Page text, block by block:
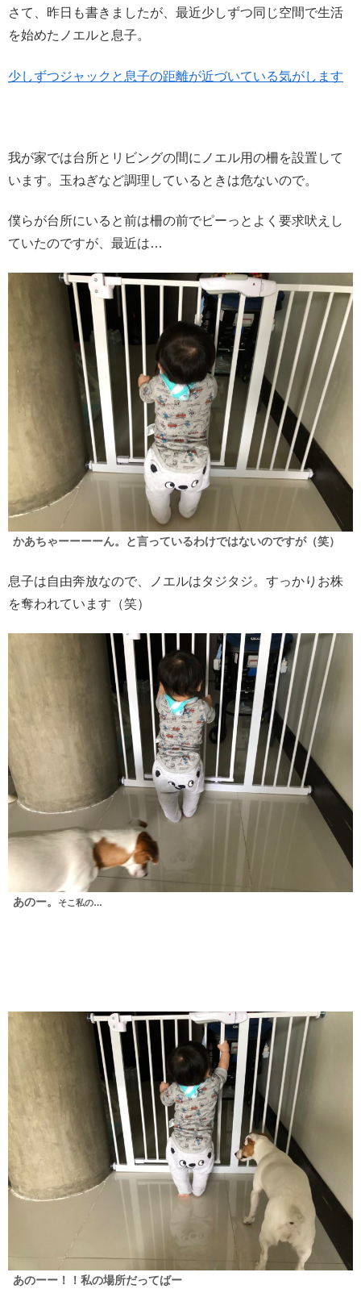
さて、昨日も書きましたが、最近少しずつ同じ空間で生活
を始めたノエルと息子。
少しずつジャックと息子の距離が近づいている気がします
我が家では台所とリビングの間にノエル用の柵を設置して
います。玉ねぎなど調理しているときは危ないので。
僕らが台所にいると前は柵の前でピーっとよく要求吠えし
ていたのですが、最近は…
かあちゃーーーーん。と言っているわけではないのですが（笑）
息子は自由奔放なので、ノエルはタジタジ。すっかりお株
を奪われています（笑）
あのー。 そこ私の…
あのーー！！私の場所だってばー